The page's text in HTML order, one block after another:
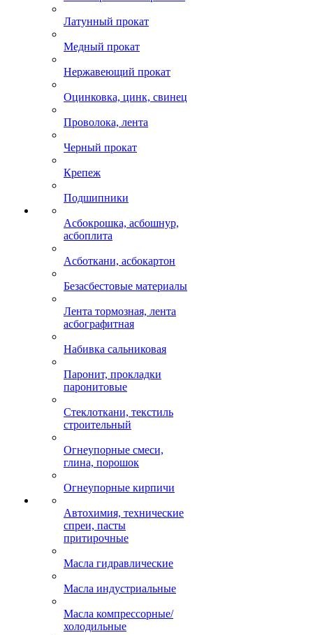
Латунный прокат
Медный прокат
Нержавеющий прокат
Оцинковка, цинк, свинец
Проволока, лента
Черный прокат
Крепеж
Подшипники
Асбокрошка, асбошнур,
асбоплита
Асботкани, асбокартон
Безасбестовые материалы
Лента тормозная, лента
асбографитная
Набивка сальниковая
Паронит, прокладки
паронитовые
Стеклоткани, текстиль
строительный
Огнеупорные смеси,
глина, порошок
Огнеупорные кирпичи
Автохимия, технические
спреи, пасты
притирочные
Масла гидравлические
Масла индустриальные
Масла компрессорные/
холодильные